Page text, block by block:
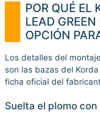
POR QUÉ EL
LEAD
OPCIÓN
Los detalles del
son las bazas del
ficha oficial del
Suelta el plomo